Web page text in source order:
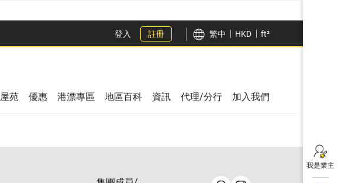
登入 註冊 繁中 HKD ft²
我是業主
屋苑 優惠 港漂專區 地區百科 資訊 代理/分行 加入我們